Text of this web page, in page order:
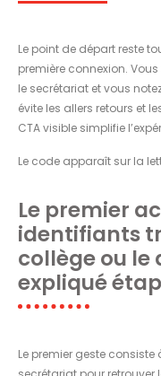
Le point de départ reste
première connexion.
le secrétariat et vous
évite les allers retours et
CTA visible simplifie
Le code apparaît sur la
Le premier
identifiants
collège ou
expliqué
Le premier geste